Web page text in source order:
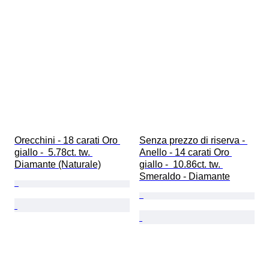
Orecchini - 18 carati Oro
giallo -  5.78ct. tw.
Diamante (Naturale)
Senza prezzo di riserva -
Anello - 14 carati Oro
giallo -  10.86ct. tw.
Smeraldo - Diamante